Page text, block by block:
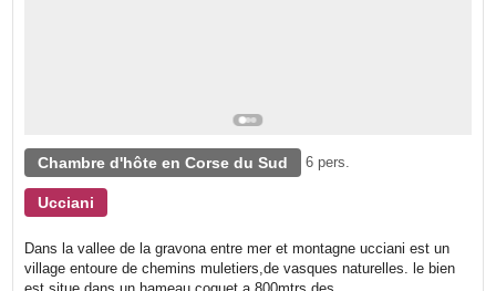
Chambre d'hôte en Corse du Sud 6 pers.
Ucciani
Dans la vallee de la gravona entre mer et montagne ucciani est un
village entoure de chemins muletiers,de vasques naturelles. le bien